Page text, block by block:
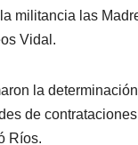
militancia las
Vidal.
la
de
Ríos.